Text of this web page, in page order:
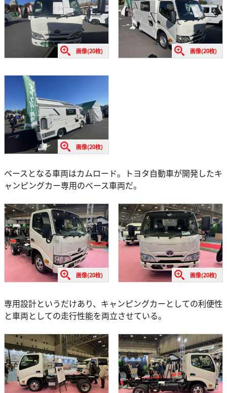
画像(20枚) 画像(20枚)
画像(20枚)
ベースとなる車両はカムロード。トヨタ自動車が開発したキ
ャンピングカー専用のべース車両だ。
画像(20枚) 画像(20枚)
専用設計というだけあり、キャンピングカーとしての利便性
と車両としての走行性能を両立させている。